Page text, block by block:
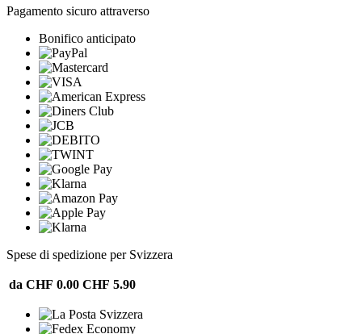
Pagamento sicuro attraverso
Bonifico anticipato
Spese di spedizione per Svizzera
da CHF 0.00 CHF 5.90